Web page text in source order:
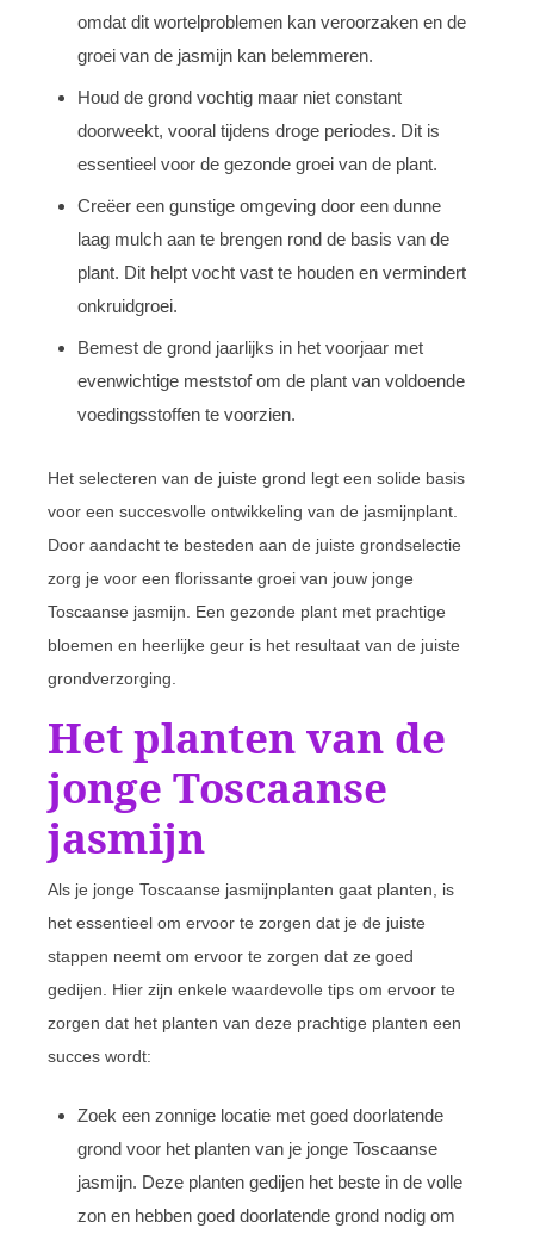
omdat dit wortelproblemen kan veroorzaken en de
groei van de jasmijn kan belemmeren.
Houd de grond vochtig maar niet constant
doorweekt, vooral tijdens droge periodes. Dit is
essentieel voor de gezonde groei van de plant.
Creëer een gunstige omgeving door een dunne
laag mulch aan te brengen rond de basis van de
plant. Dit helpt vocht vast te houden en vermindert
onkruidgroei.
Bemest de grond jaarlijks in het voorjaar met
evenwichtige meststof om de plant van voldoende
voedingsstoffen te voorzien.
Het selecteren van de juiste grond legt een solide basis
voor een succesvolle ontwikkeling van de jasmijnplant.
Door aandacht te besteden aan de juiste grondselectie
zorg je voor een florissante groei van jouw jonge
Toscaanse jasmijn. Een gezonde plant met prachtige
bloemen en heerlijke geur is het resultaat van de juiste
grondverzorging.
Het planten van de
jonge Toscaanse
jasmijn
Als je jonge Toscaanse jasmijnplanten gaat planten, is
het essentieel om ervoor te zorgen dat je de juiste
stappen neemt om ervoor te zorgen dat ze goed
gedijen. Hier zijn enkele waardevolle tips om ervoor te
zorgen dat het planten van deze prachtige planten een
succes wordt:
Zoek een zonnige locatie met goed doorlatende
grond voor het planten van je jonge Toscaanse
jasmijn. Deze planten gedijen het beste in de volle
zon en hebben goed doorlatende grond nodig om